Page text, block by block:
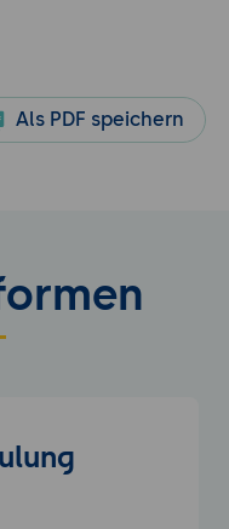
Als PDF speichern